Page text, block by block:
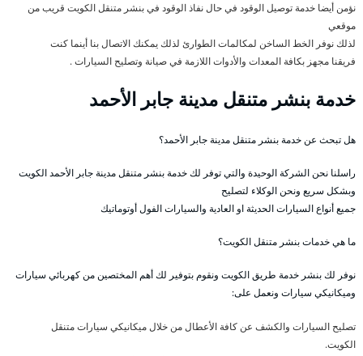
نؤمن أيضا خدمة توصيل الوقود في حال نفاذ الوقود في بنشر متنقل الكويت قريب من
موقعي
لذلك نوفر الخط الساخن لمكالمات الطوارئ لذلك يمكنك الاتصال بنا أينما كنت
فريقنا مجهز بكافة المعدات والأدوات اللازمة في صيانة وتصليح السيارات .
خدمة بنشر متنقل مدينة جابر الأحمد
هل تبحث عن خدمة بنشر متنقل مدينة جابر الأحمد؟
راسلنا نحن الشركة الوحيدة والتي توفر لك خدمة بنشر متنقل مدينة جابر الأحمد الكويت
وبشكل سريع ونحن الوكلاء لتصليح
جميع أنواع السيارات الحديثة او العادية والسيارات الفول أوتوماتيك
ما هي خدمات بنشر متنقل الكويت؟
نوفر لك بنشر خدمة طريق الكويت ونقوم بتوفير لك أهم المختصين من كهربائي سيارات
وميكانيكي سيارات ونعمل على:
تصليح السيارات والكشف عن كافة الأعطال من خلال ميكانيكي سيارات متنقل
الكويت.